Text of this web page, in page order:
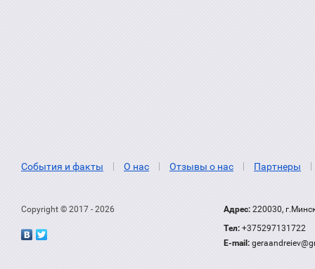
События и факты О нас Отзывы о нас Партнеры
Copyright © 2017 - 2026 Адрес: 220030,
Тел: +375297131722
Е-mail: